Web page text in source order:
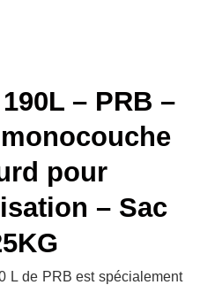
– PRB –
pour
– Sac
L de PRB est spécialement